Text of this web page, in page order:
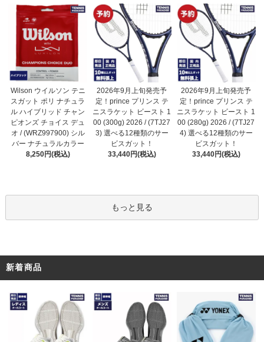
Wilson ウイルソン テニ
スガット ポリ ナチュラ
ル ハイブリッド チャン
ピオンズ チョイス デュ
オ / (WRZ997900) シル
バー ナチュラルカラー
8,250円(税込)
2026年9月上旬発売予
定！prince プリンス テ
ニスラケット ビースト 1
00 (300g) 2026 / (7TJ27
3) 選べる12種類のサー
ビスガット！
33,440円(税込)
2026年9月上旬発売予
定！prince プリンス テ
ニスラケット ビースト 1
00 (280g) 2026 / (7TJ27
4) 選べる12種類のサー
ビスガット！
33,440円(税込)
もっと見る
新着商品